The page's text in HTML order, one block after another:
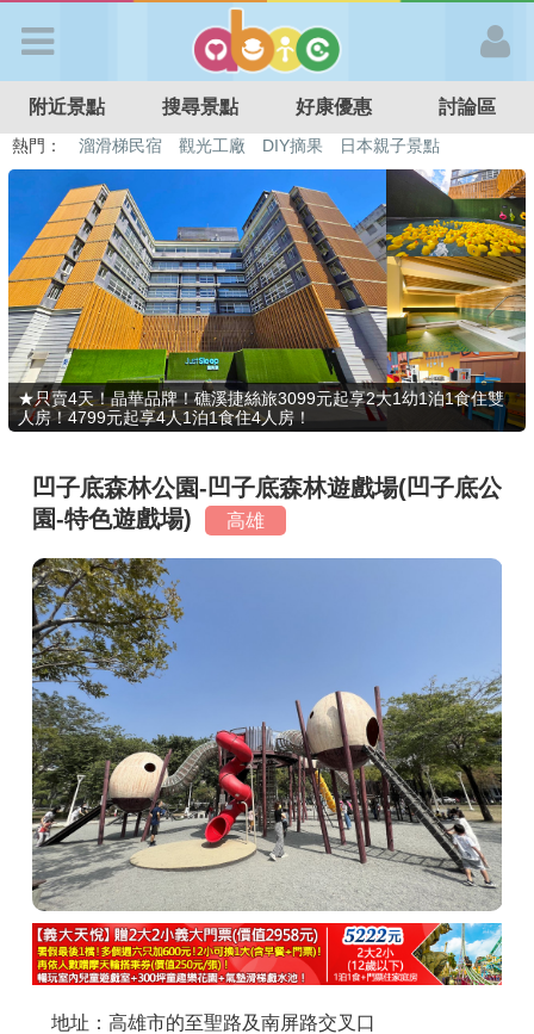
APP登入
首 頁
搜尋景點
好康優惠
最新消息
最新留言
商家合作
推薦景點
討論區
聯絡我們
APP下載
附近景點 搜尋景點 好康優惠 討論區
熱門： 溜滑梯民宿 觀光工廠 DIY摘果
日本親子景點
特色遊戲場
親子住房優惠 台北親子餐廳 溫泉泡湯SPA
★只賣4天！晶華品牌！礁溪捷絲旅3099元起享2大1幼1泊1食住雙
人房！4799元起享4人1泊1食住4人房！
凹子底森林公園-凹子底森林遊戲場(凹子底公
園-特色遊戲場)
高雄
地址：高雄市的至聖路及南屏路交叉口